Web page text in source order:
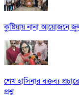
কুষ্টিয়ায় নানা আয়োজনে
শেখ হাসিনার বক্তব্য
প্রশ্ন